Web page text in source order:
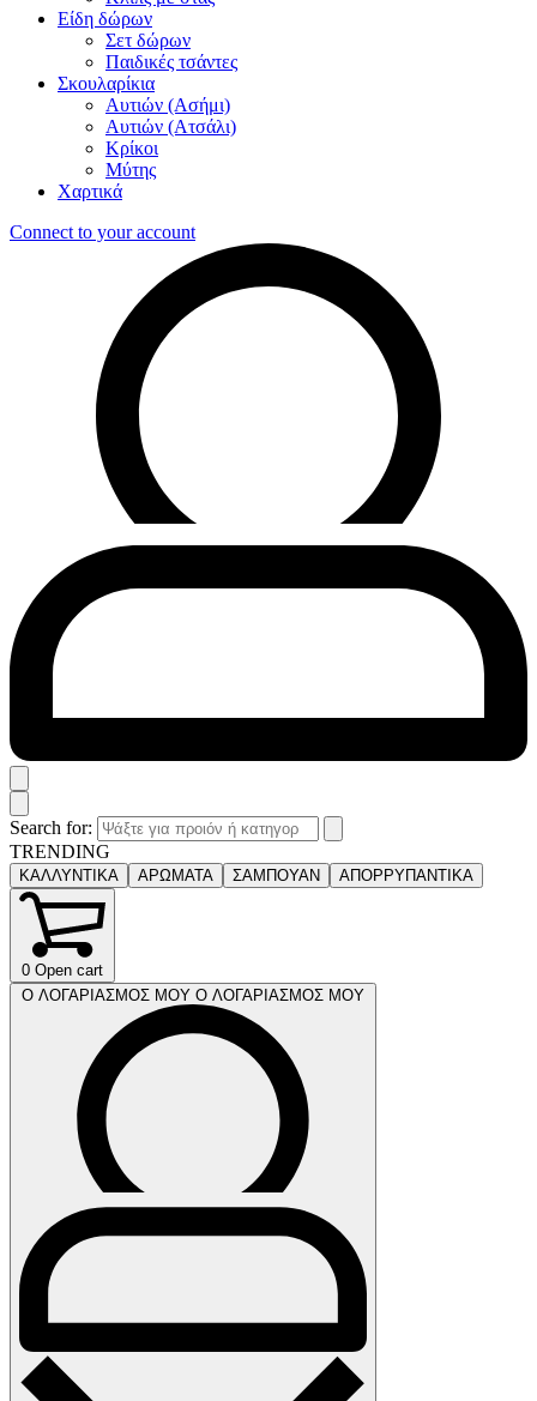
Είδη δώρων
Σετ δώρων
Παιδικές τσάντες
Σκουλαρίκια
Αυτιών (Ασήμι)
Αυτιών (Ατσάλι)
Κρίκοι
Μύτης
Χαρτικά
Connect to your account
Search for:
TRENDING
ΚΑΛΛΥΝΤΙΚΑ ΑΡΩΜΑΤΑ ΣΑΜΠΟΥΑΝ ΑΠΟΡΡΥΠΑΝΤΙΚΑ
0 Open cart
Ο ΛΟΓΑΡΙΑΣΜΟΣ ΜΟΥ Ο ΛΟΓΑΡΙΑΣΜΟΣ ΜΟΥ